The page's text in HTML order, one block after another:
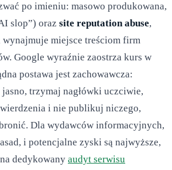
po imieniu: masowo produkowana,
slop”) oraz site reputation abuse,
wynajmuje miejsce treściom firm
Google wyraźnie zaostrza kurs w
postawa jest zachowawcza:
trzymaj nagłówki uczciwie,
i nie publikuj niczego,
Dla wydawców informacyjnych,
i potencjalne zyski są najwyższe,
dedykowany audyt serwisu